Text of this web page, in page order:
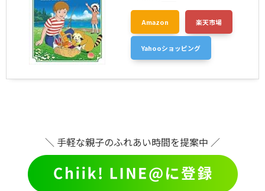
Amazon 楽天市場
Yahooショッピング
＼ 手軽な親子のふれあい時間を提案中 ／